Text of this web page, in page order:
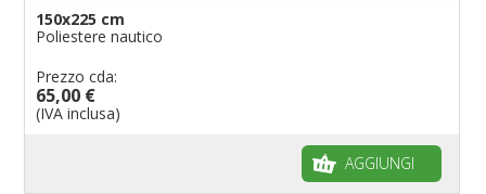
150x225 cm
Poliestere nautico
Prezzo cda:
65,00 €
(IVA inclusa)
AGGIUNGI